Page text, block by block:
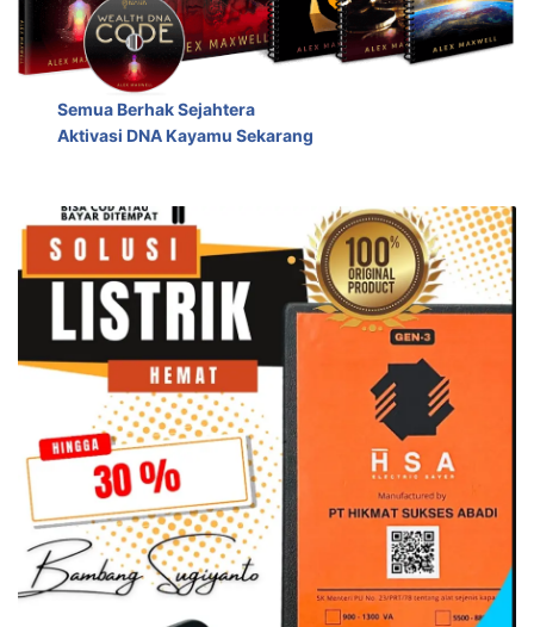
Semua Berhak Sejahtera
Aktivasi DNA Kayamu Sekarang